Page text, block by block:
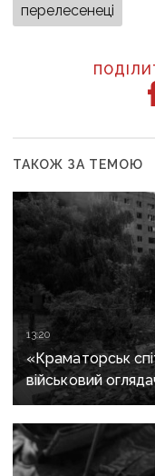
перелесенеці
ТАКОЖ ЗА ТЕМОЮ
13:20
«Краматорськ
військовий
рф захопити
кінця 2026 року